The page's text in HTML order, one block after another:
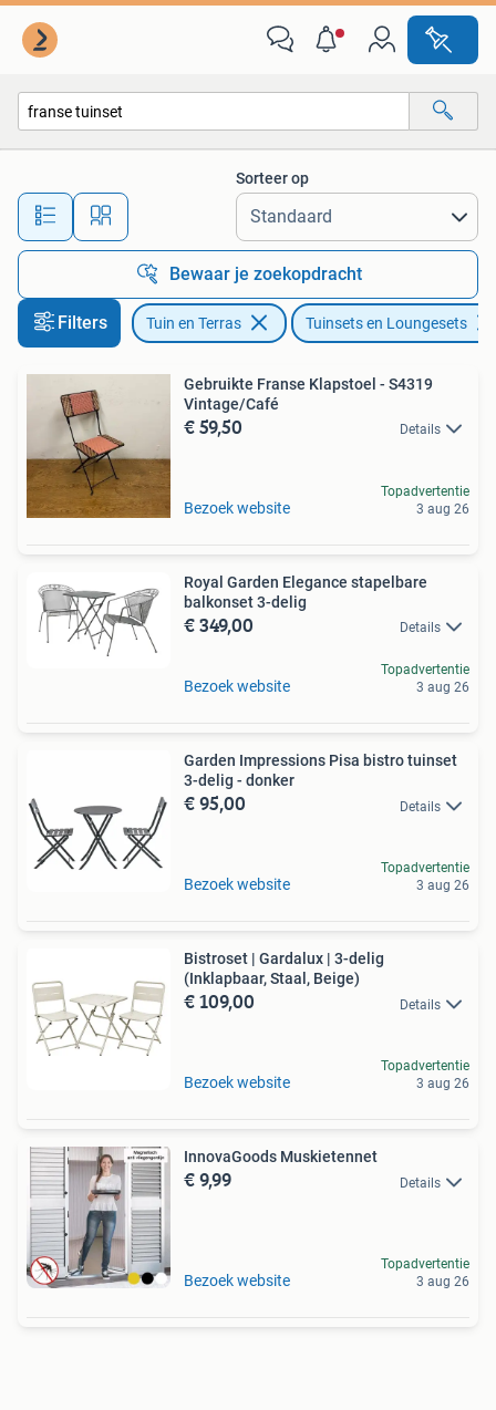
Alle afstanden…
Sorteer op
Bewaar je zoekopdracht
Filters Tuin en Terras Tuinsets en Loungesets
Gebruikte Franse Klapstoel - S4319
Vintage/Café
€ 59,50 Details
Bezoek website
Topadvertentie
3 aug 26
Royal Garden Elegance stapelbare
balkonset 3-delig
€ 349,00 Details
Bezoek website
Topadvertentie
3 aug 26
Garden Impressions Pisa bistro tuinset
3-delig - donker
€ 95,00 Details
Bezoek website
Topadvertentie
3 aug 26
Bistroset | Gardalux | 3-delig
(Inklapbaar, Staal, Beige)
€ 109,00 Details
Bezoek website
Topadvertentie
3 aug 26
InnovaGoods Muskietennet
€ 9,99 Details
Bezoek website
Topadvertentie
3 aug 26